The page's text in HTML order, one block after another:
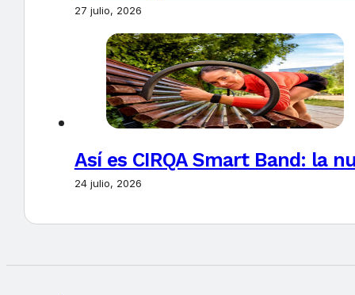
27 julio, 2026
Así es CIRQA Smart Band: la
24 julio, 2026